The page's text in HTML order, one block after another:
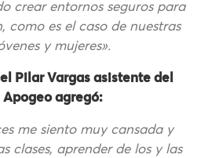
crear entornos seguros para
como es el caso de nuestras
y mujeres».
Pilar Vargas asistente del
agregó:
me siento muy cansada y
clases, aprender de los y las